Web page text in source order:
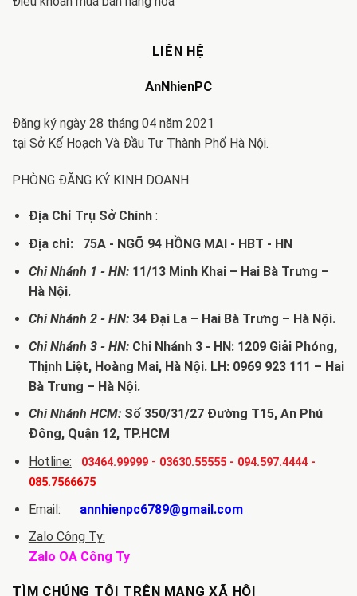
LIÊN HỆ
AnNhienPC
Đăng ký ngày 28 tháng 04 năm 2021
tại Sở Kế Hoạch Và Đầu Tư Thành Phố Hà Nội.
PHÒNG ĐĂNG KÝ KINH DOANH
Địa Chỉ Trụ Sở Chính:
Địa chỉ: 75A - NGÕ 94 HỒNG MAI - HBT - HN
Chi Nhánh 1 - HN:11/13 Minh Khai – Hai Bà Trưng –
Hà Nội.
Chi Nhánh 2 - HN:34 Đại La – Hai Bà Trưng – Hà Nội.
Chi Nhánh 3 - HN:Chi Nhánh 3 - HN: 1209 Giải Phóng,
Thịnh Liệt, Hoàng Mai, Hà Nội. LH: 0969 923 111 – Hai
Bà Trưng – Hà Nội.
Chi Nhánh HCM:Số 350/31/27 Đường T15, An Phú
Đông, Quận 12, TP.HCM
Hotline:
03464.99999- 03630.55555- 094.597.4444-
085.7566675
Email:
annhienpc6789@gmail.com
Zalo Công Ty:
Zalo OA Công Ty
TÌM CHÚNG TÔI TRÊN MẠNG XÃ HỘI